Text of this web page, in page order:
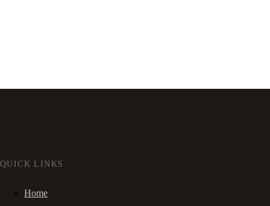
QUICK LINKS
Home